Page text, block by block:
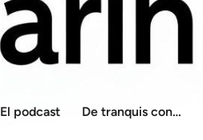
El podcast De tranquis con…